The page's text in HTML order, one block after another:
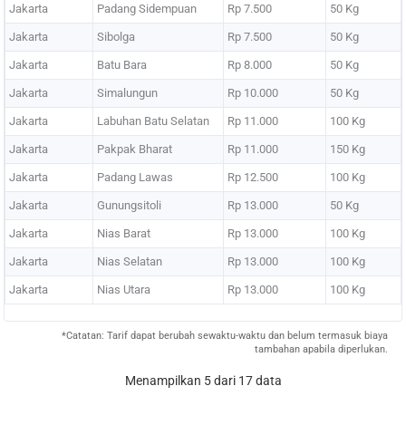
Jakarta Padang Sidempuan Rp 7.500 50 Kg
Jakarta Sibolga Rp 7.500 50 Kg
Jakarta Batu Bara Rp 8.000 50 Kg
Jakarta Simalungun Rp 10.000 50 Kg
Jakarta Labuhan Batu Selatan Rp 11.000 100 Kg
Jakarta Pakpak Bharat Rp 11.000 150 Kg
Jakarta Padang Lawas Rp 12.500 100 Kg
Jakarta Gunungsitoli Rp 13.000 50 Kg
Jakarta Nias Barat Rp 13.000 100 Kg
Jakarta Nias Selatan Rp 13.000 100 Kg
Jakarta Nias Utara Rp 13.000 100 Kg
*Catatan: Tarif dapat berubah sewaktu-waktu dan belum termasuk biaya
tambahan apabila diperlukan.
Menampilkan 5 dari 17 data